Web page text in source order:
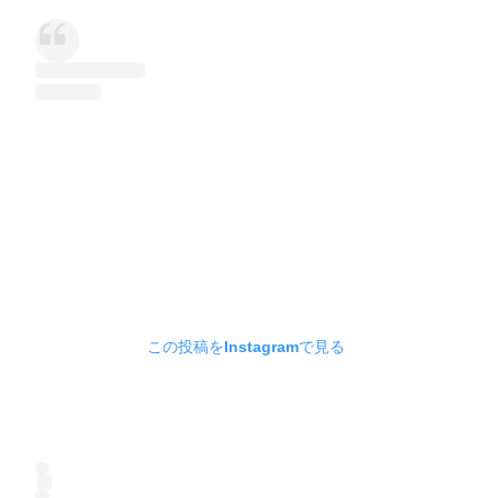
この投稿をInstagramで見る